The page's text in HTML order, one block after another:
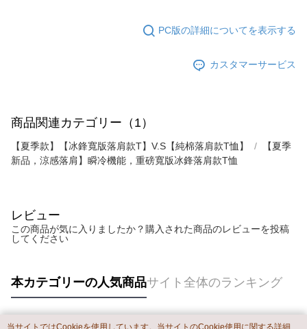
PC版の詳細についてを表示する
カスタマーサービス
商品関連カテゴリー（1）
【夏季款】【冰鋒寬版落肩款T】V.S【純棉落肩款T恤】
【夏季
新品，涼感落肩】瞬冷機能，重磅寬版冰鋒落肩款T恤
レビュー
この商品が気に入りましたか？購入された商品のレビューを投稿
してください
本カテゴリーの人気商品サイト全体のランキング
当サイトではCookieを使用しています。当サイトのCookie使用に関する詳細